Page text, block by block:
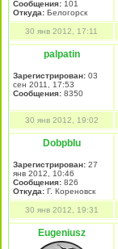
Сообщения: 101
Откуда: Белогорск
30 янв 2012, 17:11
palpatin
Зарегистрирован: 03
сен 2011, 17:53
Сообщения: 8350
30 янв 2012, 19:02
DobpbIu
Зарегистрирован: 27
янв 2012, 10:46
Сообщения: 826
Откуда: Г. Кореновск
30 янв 2012, 19:31
Eugeniusz